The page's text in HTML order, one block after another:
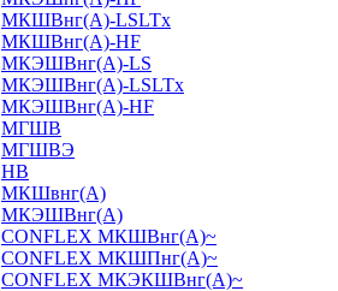
МКШВнг(A)-LSLTx
МКШВнг(А)-HF
МКЭШВнг(А)-LS
МКЭШВнг(A)-LSLTx
МКЭШВнг(А)-HF
МГШВ
МГШВЭ
НВ
МКШвнг(А)
МКЭШВнг(А)
CONFLEX МКШВнг(А)~
CONFLEX МКШПнг(А)~
CONFLEX МКЭКШВнг(А)~